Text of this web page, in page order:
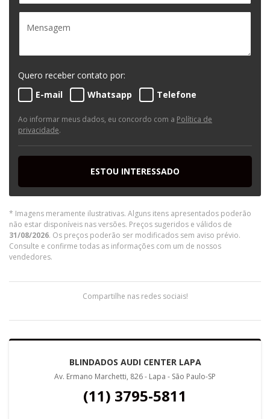
Quero receber contato por:
E-mail
Whatsapp Telefone
Ao informar meus dados, eu concordo com a Política de
privacidade.
ESTOU INTERESSADO
* Imagens meramente ilustrativas. Alguns itens apresentados poderão
não estar disponíveis nas versões. Preços sugeridos e válidos de
31/08/2026. Os preços poderão ser modificados sem aviso prévio.
Consulte e confirme todas as informações com um de nossos
vendedores.
Compartilhe nas redes sociais!
BLINDADOS AUDI CENTER LAPA
Av. Ermano Marchetti, 826 - Lapa - São Paulo-SP
(11) 3795-5811